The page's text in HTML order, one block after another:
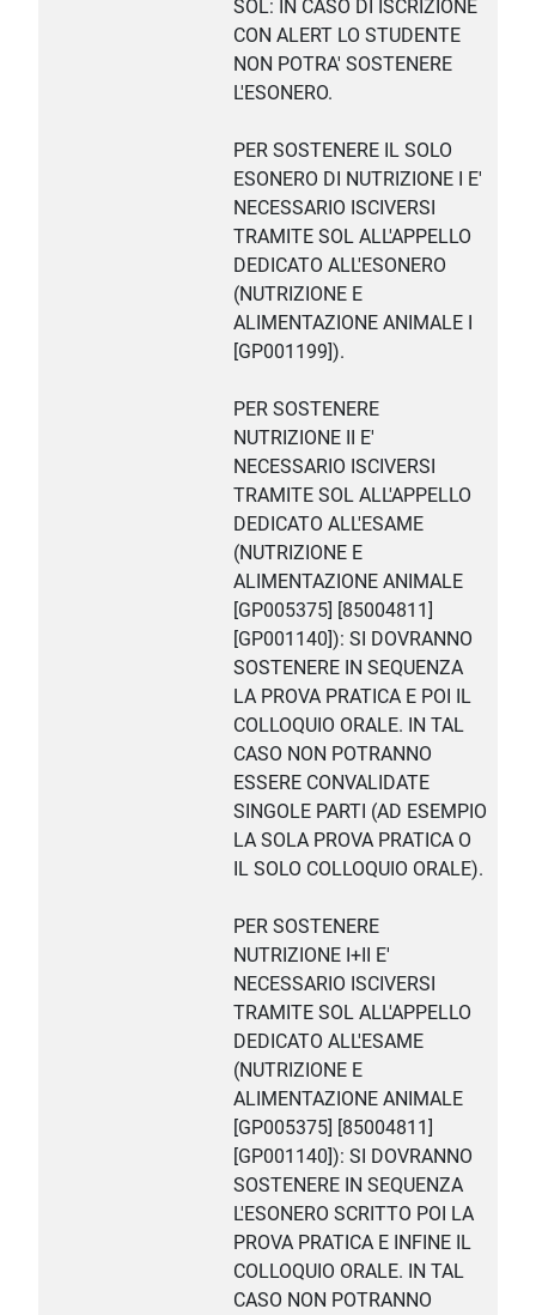
SOL: IN CASO DI ISCRIZIONE
CON ALERT LO STUDENTE
NON POTRA' SOSTENERE
L'ESONERO.
PER SOSTENERE IL SOLO
ESONERO DI NUTRIZIONE I E'
NECESSARIO ISCIVERSI
TRAMITE SOL ALL'APPELLO
DEDICATO ALL'ESONERO
(NUTRIZIONE E
ALIMENTAZIONE ANIMALE I
[GP001199]).
PER SOSTENERE
NUTRIZIONE II E'
NECESSARIO ISCIVERSI
TRAMITE SOL ALL'APPELLO
DEDICATO ALL'ESAME
(NUTRIZIONE E
ALIMENTAZIONE ANIMALE
[GP005375] [85004811]
[GP001140]): SI DOVRANNO
SOSTENERE IN SEQUENZA
LA PROVA PRATICA E POI IL
COLLOQUIO ORALE. IN TAL
CASO NON POTRANNO
ESSERE CONVALIDATE
SINGOLE PARTI (AD ESEMPIO
LA SOLA PROVA PRATICA O
IL SOLO COLLOQUIO ORALE).
PER SOSTENERE
NUTRIZIONE I+II E'
NECESSARIO ISCIVERSI
TRAMITE SOL ALL'APPELLO
DEDICATO ALL'ESAME
(NUTRIZIONE E
ALIMENTAZIONE ANIMALE
[GP005375] [85004811]
[GP001140]): SI DOVRANNO
SOSTENERE IN SEQUENZA
L'ESONERO SCRITTO POI LA
PROVA PRATICA E INFINE IL
COLLOQUIO ORALE. IN TAL
CASO NON POTRANNO